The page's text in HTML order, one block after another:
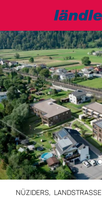
NÜZIDERS, LANDSTRASSE 6